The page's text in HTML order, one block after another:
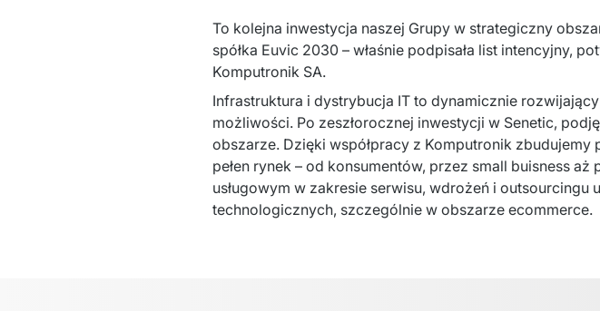
To kolejna inwestycja naszej Grupy w strategiczny
spółka Euvic 2030 – właśnie podpisała list intencyjny,
Komputronik SA.
Infrastruktura i dystrybucja IT to dynamicznie
możliwości. Po zeszłorocznej inwestycji w Senetic,
obszarze. Dzięki współpracy z Komputronik
pełen rynek – od konsumentów, przez small buisness
usługowym w zakresie serwisu, wdrożeń i
technologicznych, szczególnie w obszarze ecommerce.